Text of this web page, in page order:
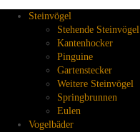
Steinvögel
Stehende Steinvögel
Kantenhocker
Pinguine
Gartenstecker
Weitere Steinvögel
Springbrunnen
Eulen
Vogelbäder